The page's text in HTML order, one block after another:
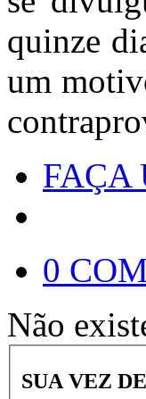
quinze
um
FAÇA
0
Não
SUA VEZ